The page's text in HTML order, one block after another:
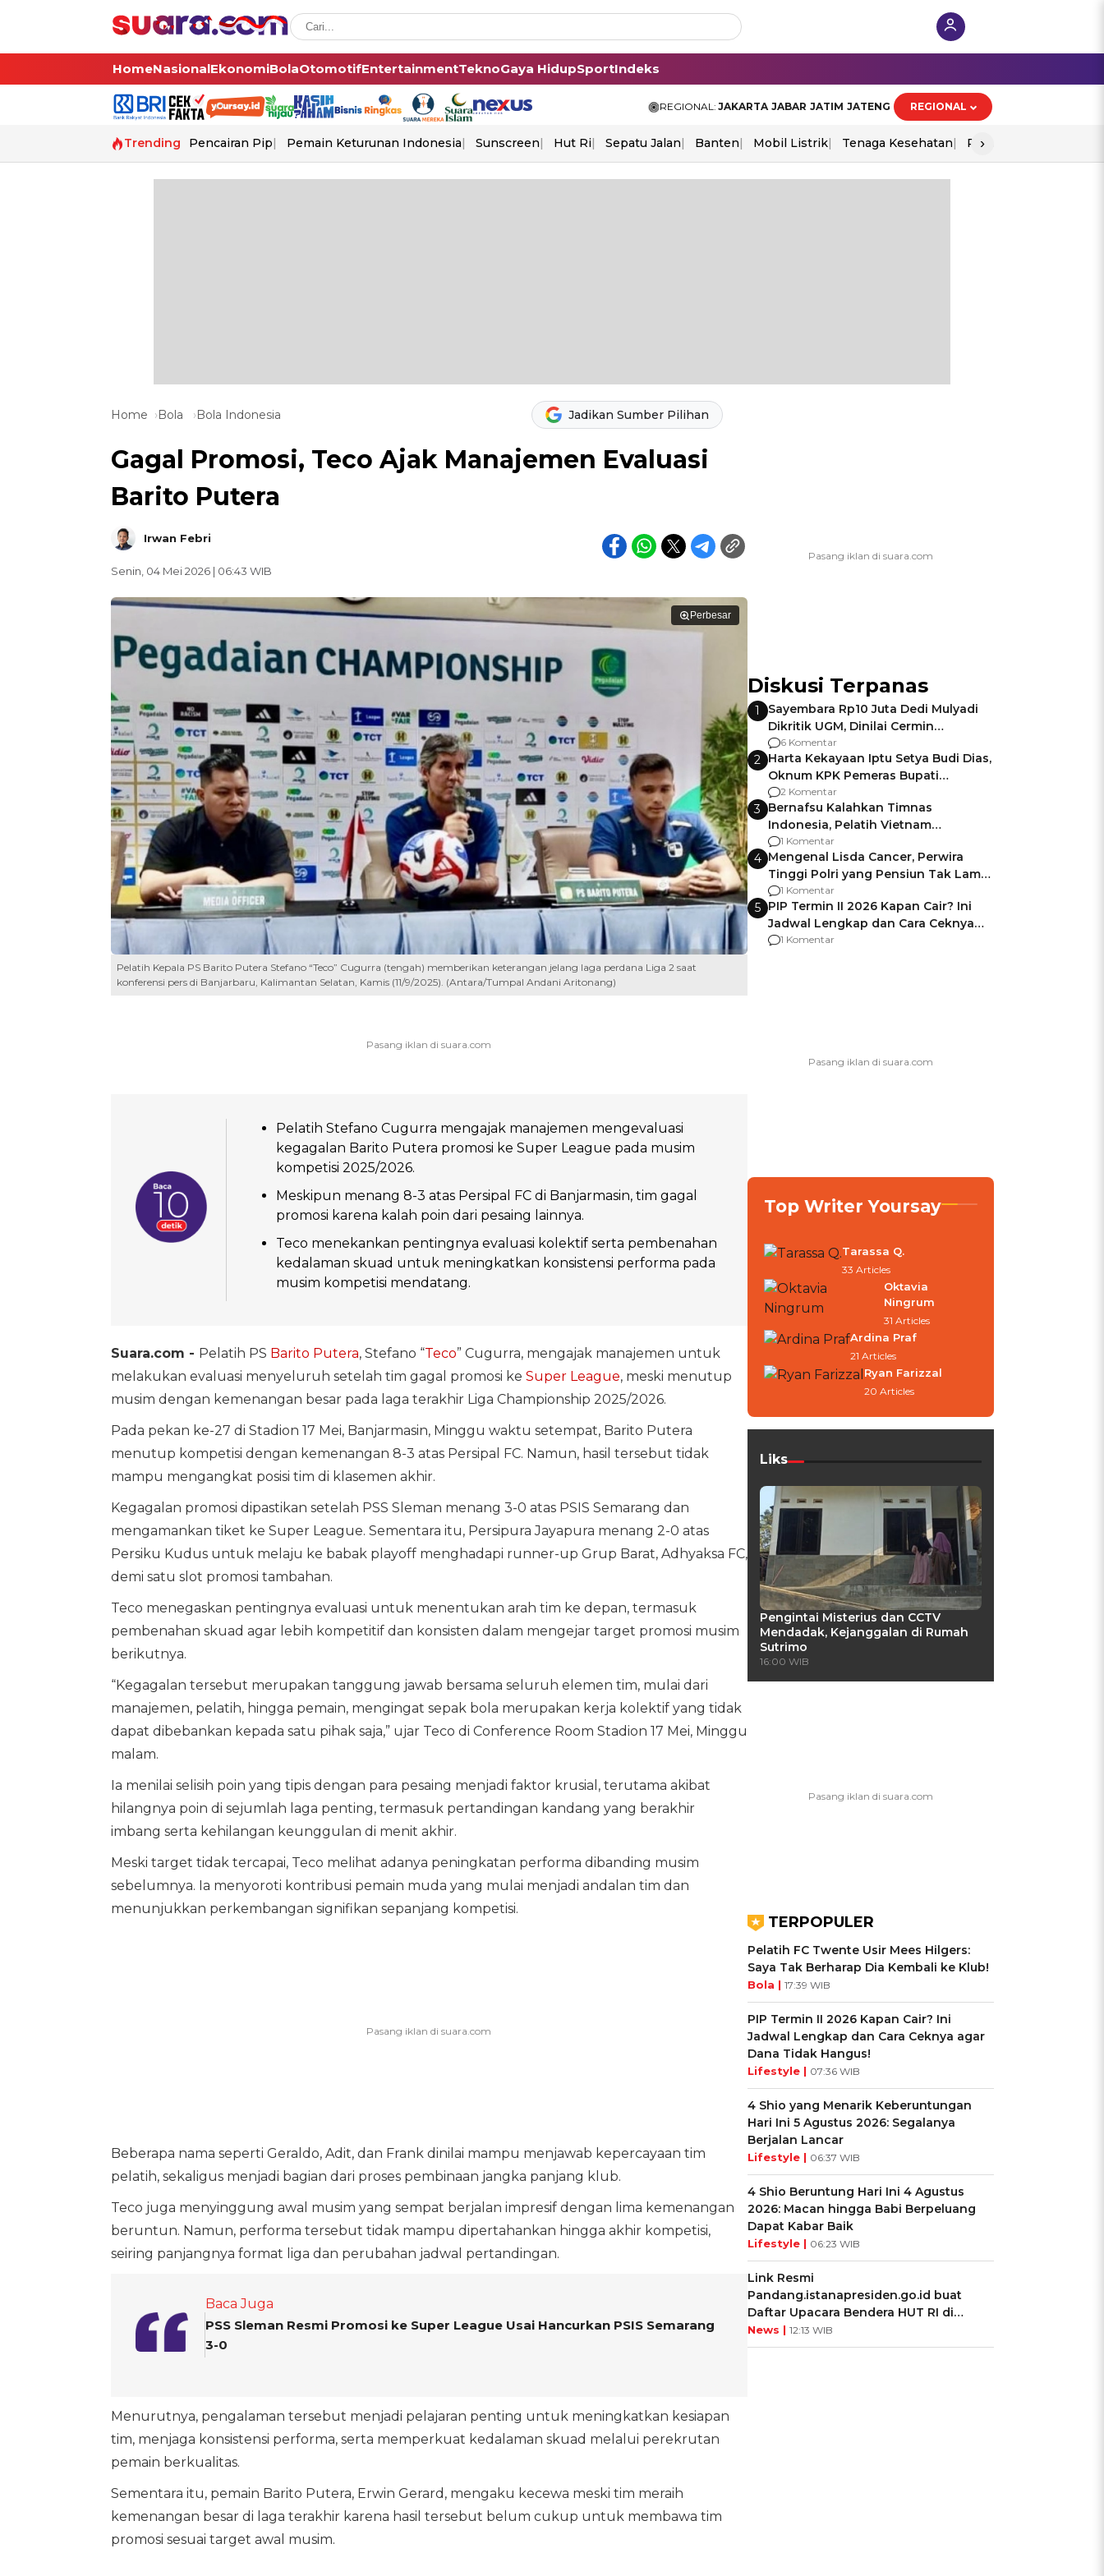
HomeNasionalEkonomiBolaOtomotifEntertainmentTeknoGaya HidupSportIndeks
REGIONAL: JAKARTA JABAR JATIM JATENG REGIONAL
Trending Pencairan Pip Pemain Keturunan Indonesia Sunscreen Hut Ri Sepatu Jalan Banten Mobil Listrik Tenaga Kesehatan Perang As-Iran
›
Home Bola Bola Indonesia Jadikan Sumber Pilihan
Gagal Promosi, Teco Ajak Manajemen Evaluasi
Barito Putera
Irwan Febri
Senin, 04 Mei 2026 | 06:43 WIB
Perbesar
Pelatih Kepala PS Barito Putera Stefano “Teco” Cugurra (tengah) memberikan keterangan jelang laga perdana Liga 2 saat
konferensi pers di Banjarbaru, Kalimantan Selatan, Kamis (11/9/2025). (Antara/Tumpal Andani Aritonang)
Pelatih Stefano Cugurra mengajak manajemen mengevaluasi
kegagalan Barito Putera promosi ke Super League pada musim
kompetisi 2025/2026.
Meskipun menang 8-3 atas Persipal FC di Banjarmasin, tim gagal
promosi karena kalah poin dari pesaing lainnya.
Teco menekankan pentingnya evaluasi kolektif serta pembenahan
kedalaman skuad untuk meningkatkan konsistensi performa pada
musim kompetisi mendatang.
Suara.com - Pelatih PS Barito Putera, Stefano “Teco” Cugurra, mengajak manajemen untuk
melakukan evaluasi menyeluruh setelah tim gagal promosi ke Super League, meski menutup
musim dengan kemenangan besar pada laga terakhir Liga Championship 2025/2026.
Pada pekan ke-27 di Stadion 17 Mei, Banjarmasin, Minggu waktu setempat, Barito Putera
menutup kompetisi dengan kemenangan 8-3 atas Persipal FC. Namun, hasil tersebut tidak
mampu mengangkat posisi tim di klasemen akhir.
Kegagalan promosi dipastikan setelah PSS Sleman menang 3-0 atas PSIS Semarang dan
mengamankan tiket ke Super League. Sementara itu, Persipura Jayapura menang 2-0 atas
Persiku Kudus untuk melaju ke babak playoff menghadapi runner-up Grup Barat, Adhyaksa FC,
demi satu slot promosi tambahan.
Teco menegaskan pentingnya evaluasi untuk menentukan arah tim ke depan, termasuk
pembenahan skuad agar lebih kompetitif dan konsisten dalam mengejar target promosi musim
berikutnya.
“Kegagalan tersebut merupakan tanggung jawab bersama seluruh elemen tim, mulai dari
manajemen, pelatih, hingga pemain, mengingat sepak bola merupakan kerja kolektif yang tidak
dapat dibebankan kepada satu pihak saja,” ujar Teco di Conference Room Stadion 17 Mei, Minggu
malam.
Ia menilai selisih poin yang tipis dengan para pesaing menjadi faktor krusial, terutama akibat
hilangnya poin di sejumlah laga penting, termasuk pertandingan kandang yang berakhir
imbang serta kehilangan keunggulan di menit akhir.
Meski target tidak tercapai, Teco melihat adanya peningkatan performa dibanding musim
sebelumnya. Ia menyoroti kontribusi pemain muda yang mulai menjadi andalan tim dan
menunjukkan perkembangan signifikan sepanjang kompetisi.
Beberapa nama seperti Geraldo, Adit, dan Frank dinilai mampu menjawab kepercayaan tim
pelatih, sekaligus menjadi bagian dari proses pembinaan jangka panjang klub.
Teco juga menyinggung awal musim yang sempat berjalan impresif dengan lima kemenangan
beruntun. Namun, performa tersebut tidak mampu dipertahankan hingga akhir kompetisi,
seiring panjangnya format liga dan perubahan jadwal pertandingan.
Baca Juga
PSS Sleman Resmi Promosi ke Super League Usai Hancurkan PSIS Semarang
3-0
Menurutnya, pengalaman tersebut menjadi pelajaran penting untuk meningkatkan kesiapan
tim, menjaga konsistensi performa, serta memperkuat kedalaman skuad melalui perekrutan
pemain berkualitas.
Sementara itu, pemain Barito Putera, Erwin Gerard, mengaku kecewa meski tim meraih
kemenangan besar di laga terakhir karena hasil tersebut belum cukup untuk membawa tim
promosi sesuai target awal musim.
Diskusi Terpanas
1
Sayembara Rp10 Juta Dedi Mulyadi
Dikritik UGM, Dinilai Cermin
Gagalnya Negara Jamin Keamanan
6 Komentar
2 Harta Kekayaan Iptu Setya Budi Dias,
Oknum KPK Pemeras Bupati
Pemalang
2 Komentar
3 Bernafsu Kalahkan Timnas
Indonesia, Pelatih Vietnam
Berencana Pakai Jimat di Pakansari
1 Komentar
4 Mengenal Lisda Cancer, Perwira
Tinggi Polri yang Pensiun Tak Lama
Usai Jadi Brigjen
1 Komentar
5 PIP Termin II 2026 Kapan Cair? Ini
Jadwal Lengkap dan Cara Ceknya
agar Dana Tidak Hangus!
1 Komentar
Top Writer Yoursay
Tarassa Q.
33 Articles
Oktavia
Ningrum
31 Articles
Ardina Praf
21 Articles
Ryan Farizzal
20 Articles
Liks
Pengintai Misterius dan CCTV
Mendadak, Kejanggalan di Rumah
Sutrimo
16:00 WIB
TERPOPULER
Pelatih FC Twente Usir Mees Hilgers:
Saya Tak Berharap Dia Kembali ke Klub!
Bola | 17:39 WIB
PIP Termin II 2026 Kapan Cair? Ini
Jadwal Lengkap dan Cara Ceknya agar
Dana Tidak Hangus!
Lifestyle | 07:36 WIB
4 Shio yang Menarik Keberuntungan
Hari Ini 5 Agustus 2026: Segalanya
Berjalan Lancar
Lifestyle | 06:37 WIB
4 Shio Beruntung Hari Ini 4 Agustus
2026: Macan hingga Babi Berpeluang
Dapat Kabar Baik
Lifestyle | 06:23 WIB
Link Resmi
Pandang.istanapresiden.go.id buat
Daftar Upacara Bendera HUT RI di
Istana Negara
News | 12:13 WIB